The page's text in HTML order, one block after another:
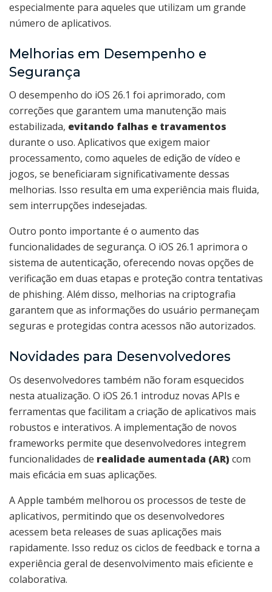
especialmente para aqueles que utilizam um grande
número de aplicativos.
Melhorias em Desempenho e
Segurança
O desempenho do iOS 26.1 foi aprimorado, com
correções que garantem uma manutenção mais
estabilizada, evitando falhas e travamentos
durante o uso. Aplicativos que exigem maior
processamento, como aqueles de edição de vídeo e
jogos, se beneficiaram significativamente dessas
melhorias. Isso resulta em uma experiência mais fluida,
sem interrupções indesejadas.
Outro ponto importante é o aumento das
funcionalidades de segurança. O iOS 26.1 aprimora o
sistema de autenticação, oferecendo novas opções de
verificação em duas etapas e proteção contra tentativas
de phishing. Além disso, melhorias na criptografia
garantem que as informações do usuário permaneçam
seguras e protegidas contra acessos não autorizados.
Novidades para Desenvolvedores
Os desenvolvedores também não foram esquecidos
nesta atualização. O iOS 26.1 introduz novas APIs e
ferramentas que facilitam a criação de aplicativos mais
robustos e interativos. A implementação de novos
frameworks permite que desenvolvedores integrem
funcionalidades de realidade aumentada (AR) com
mais eficácia em suas aplicações.
A Apple também melhorou os processos de teste de
aplicativos, permitindo que os desenvolvedores
acessem beta releases de suas aplicações mais
rapidamente. Isso reduz os ciclos de feedback e torna a
experiência geral de desenvolvimento mais eficiente e
colaborativa.